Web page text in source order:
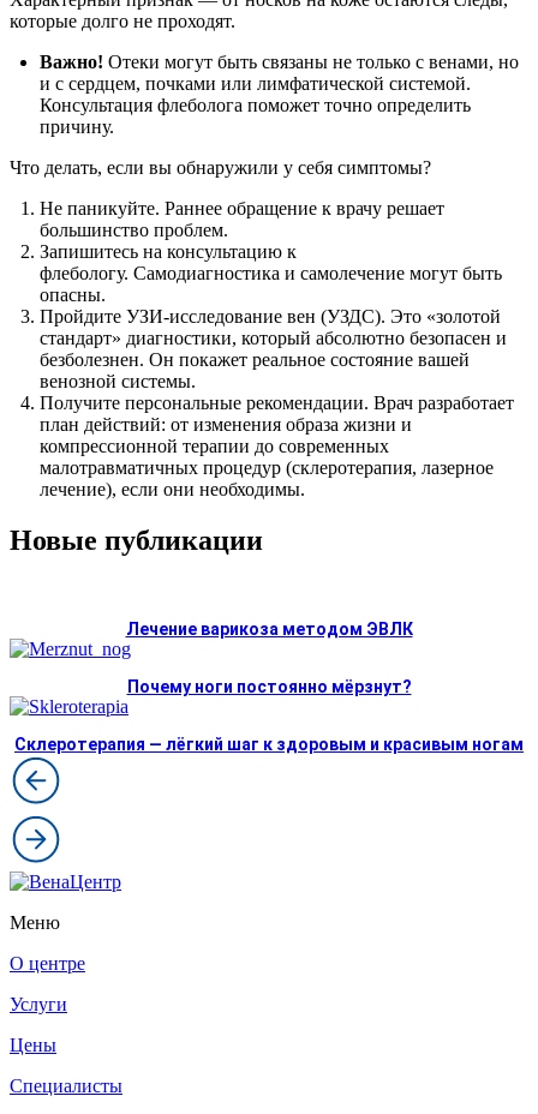
которые долго не проходят.
Важно! Отеки могут быть связаны не только с венами, но
и с сердцем, почками или лимфатической системой.
Консультация флеболога поможет точно определить
причину.
Что делать, если вы обнаружили у себя симптомы?
Не паникуйте. Раннее обращение к врачу решает
большинство проблем.
Запишитесь на консультацию к
флебологу. Самодиагностика и самолечение могут быть
опасны.
Пройдите УЗИ-исследование вен (УЗДС). Это «золотой
стандарт» диагностики, который абсолютно безопасен и
безболезнен. Он покажет реальное состояние вашей
венозной системы.
Получите персональные рекомендации. Врач разработает
план действий: от изменения образа жизни и
компрессионной терапии до современных
малотравматичных процедур (склеротерапия, лазерное
лечение), если они необходимы.
Новые публикации
Лечение варикоза методом ЭВЛК
Почему ноги постоянно мёрзнут?
Склеротерапия — лёгкий шаг к здоровым и красивым ногам
Меню
О центре
Услуги
Цены
Специалисты